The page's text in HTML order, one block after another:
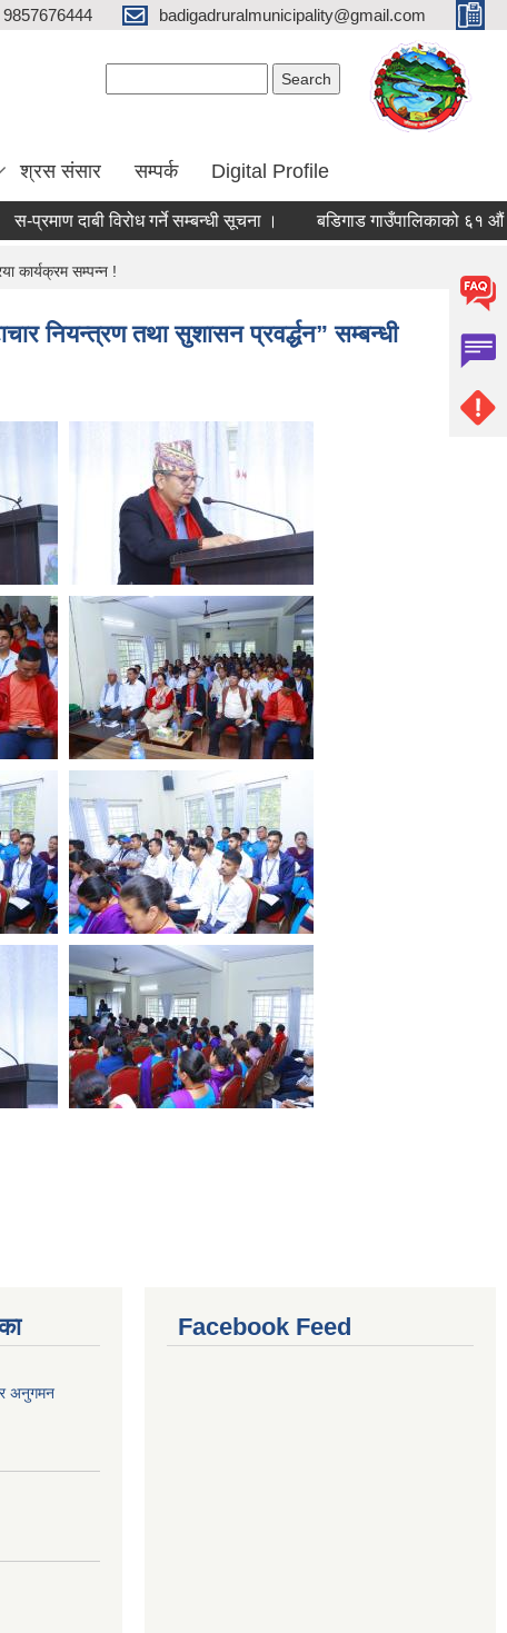
9857676444 badigadruralmunicipality@gmail.com
श्रस संसार सम्पर्क Digital Profile
प्रमाण दाबी विरोध गर्ने सम्बन्धी सूचना । बडिगाड गाउँपालिकाको ६१ औं
कार्यक्रम सम्पन्न !
नियन्त्रण तथा सुशासन प्रवर्द्धन” सम्बन्धी
अनुगमन
Facebook Feed